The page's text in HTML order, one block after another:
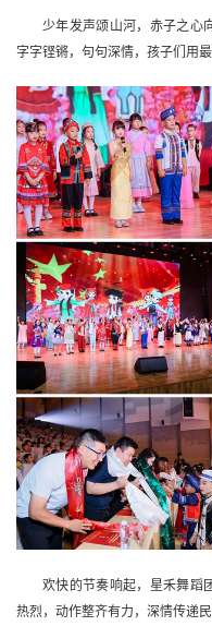
少年发声颂山河，赤子之心
字字铿锵，句句深情，孩子们用
欢快的节奏响起，星禾舞蹈
热烈，动作整齐有力，深情传递民